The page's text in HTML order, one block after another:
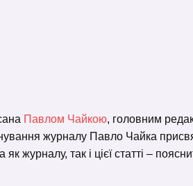
Павлом Чайкою, головним
журналу Павло Чайка
журналу, так і цієї статті –